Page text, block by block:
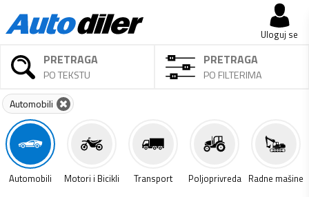
Uloguj se
PRETRAGA
PO TEKSTU
PRETRAGA
PO FILTERIMA
Automobili
Automobili Motori i Bicikli Transport Poljoprivreda Radne mašine